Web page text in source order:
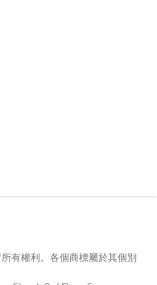
設定檔。
設定檔
立自訂設定檔,例如「現場
搜尋並選取「
用者命名慣例,輸入使用者
包含底線。
檔。
有權利。各個商標屬於其個別